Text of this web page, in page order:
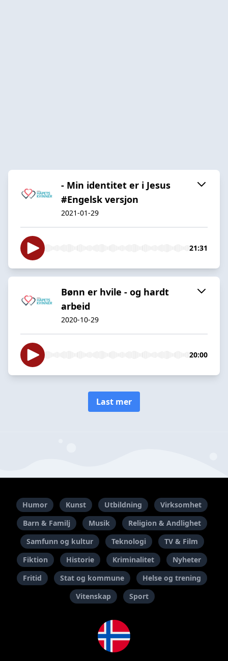
- Min identitet er i Jesus
#Engelsk versjon
2021-01-29
21:31
Bønn er hvile - og hardt
arbeid
2020-10-29
20:00
Last mer
Humor Kunst Utbildning
Virksomhet
Barn & Familj
Musik
Religion & Andlighet
Samfunn og kultur
Teknologi
TV & Film
Fiktion
Historie Kriminalitet
Nyheter
Fritid
Stat og kommune
Helse og trening
Vitenskap
Sport